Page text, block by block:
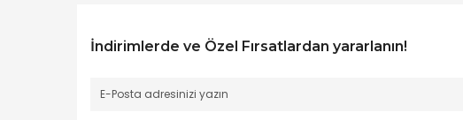
İndirimlerde ve Özel Fırsatlardan yararlanın!